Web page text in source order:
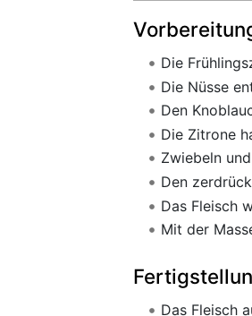
Die
Die Nüsse
Den
Die Zitrone
Zwiebeln
Den
Das Fleisch
Mit der
Das Fleisch